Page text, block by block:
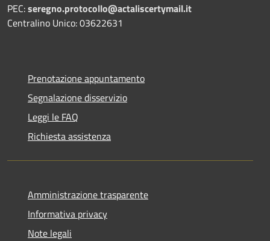
PEC:seregno.protocollo@actaliscertymail.it
Centralino Unico: 03622631
Prenotazione appuntamento
Segnalazione disservizio
Leggi le FAQ
Richiesta assistenza
Amministrazione trasparente
Informativa privacy
Note legali